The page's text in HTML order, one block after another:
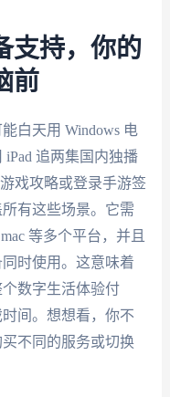
支持，你的
前
白天用 Windows 电
追两集国内独播
戏攻略或登录手游签
有这些场景。它需
等多个平台，并且
时使用。这意味着
数字生活体验付
间。想想看，你不
不同的服务或切换